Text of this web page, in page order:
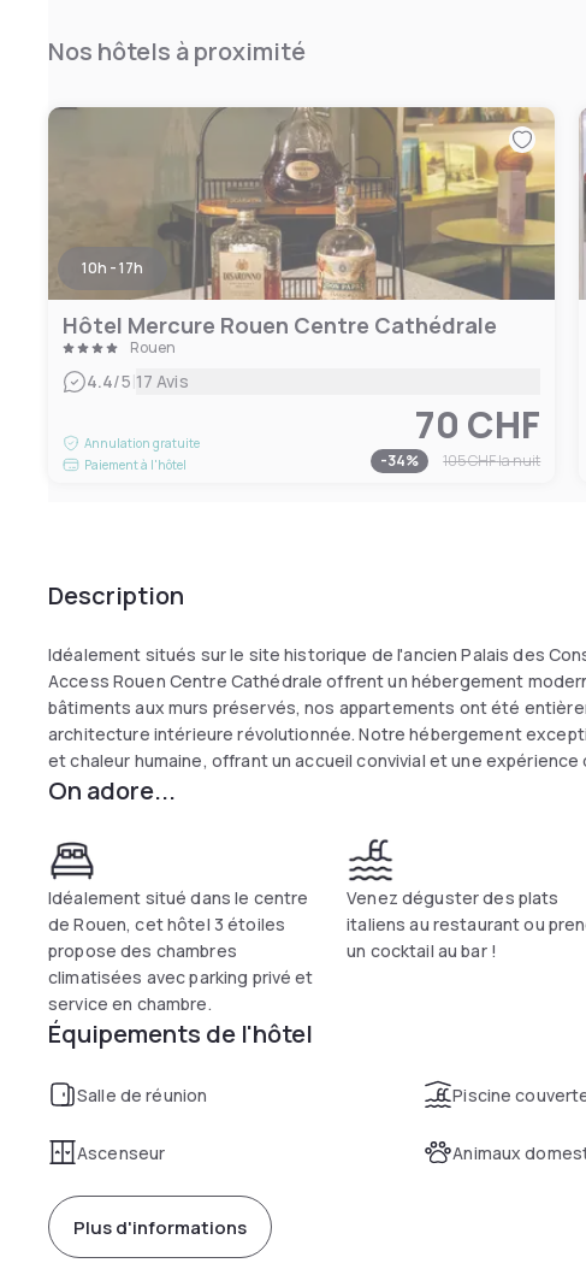
Nos hôtels à proximité
10h - 17h
Hôtel Mercure Rouen Centre Cathédrale
Rouen
4.4/5|17 Avis
Annulation gratuite
Paiement à l'hôtel
70 CHF
-34% 105 CHFla nuit
Description
Idéalement situés sur le site historique de l'ancien Palais des
Access Rouen Centre Cathédrale offrent un hébergement
bâtiments aux murs préservés, nos appartements ont été
architecture intérieure révolutionnée. Notre hébergement
et chaleur humaine, offrant un accueil convivial et une expérience
On adore...
Idéalement situé dans le centre
de Rouen, cet hôtel 3 étoiles
propose des chambres
climatisées avec parking privé et
service en chambre.
Venez déguster des plats
italiens au restaurant ou
un cocktail au bar !
Équipements de l'hôtel
Salle de réunion Piscine
Ascenseur Animaux
Plus d'informations